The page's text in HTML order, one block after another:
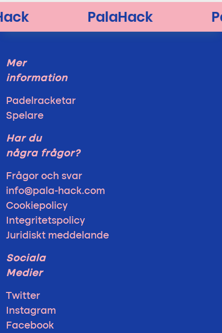
Mer
information
Padelracketar
Spelare
Har du
några frågor?
Frågor och svar
info@pala-hack.com
Cookiepolicy
Integritetspolicy
Juridiskt meddelande
Sociala
Medier
Twitter
Instagram
Facebook